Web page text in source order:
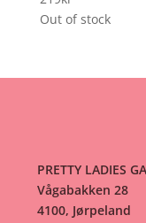
Out of stock
PRETTY LADIES
Vågabakken 28
4100, Jørpeland